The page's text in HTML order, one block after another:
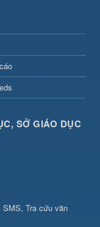
SỞ GIÁO DỤC
Tra cứu văn